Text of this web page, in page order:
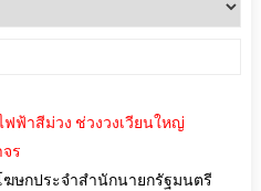
ฟ้าสีม่วง ช่วงวงเวียนใหญ่
ร
ษกประจำสำนักนายกรัฐมนตรี